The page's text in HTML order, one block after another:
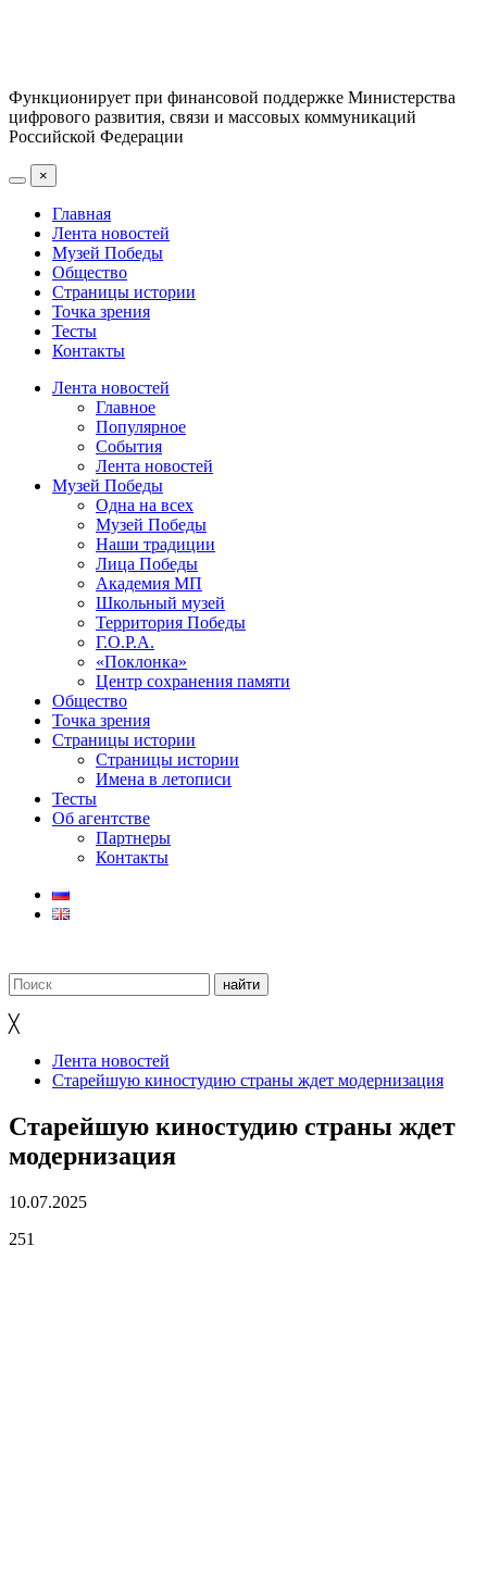
Функционирует при финансовой поддержке Министерства
цифрового развития, связи и массовых коммуникаций
Российской Федерации
×
Главная
Лента новостей
Музей Победы
Общество
Страницы истории
Точка зрения
Тесты
Контакты
Лента новостей
Главное
Популярное
События
Лента новостей
Музей Победы
Одна на всех
Музей Победы
Наши традиции
Лица Победы
Академия МП
Школьный музей
Территория Победы
Г.О.Р.А.
«Поклонка»
Центр сохранения памяти
Общество
Точка зрения
Страницы истории
Страницы истории
Имена в летописи
Тесты
Об агентстве
Партнеры
Контакты
╳
Лента новостей
Старейшую киностудию страны ждет модернизация
Старейшую киностудию страны ждет
модернизация
10.07.2025
251